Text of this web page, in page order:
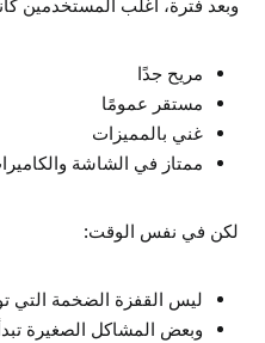
وبعد فترة، أغلب المستخدمين
مريح جدًا
مستقر عمومًا
غني بالمميزات
ممتاز في الشاشة
لكن في نفس الوقت:
ليس القفزة الضخمة التي
وبعض المشاكل الصغيرة